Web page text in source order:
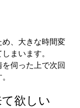
、大きな時間変
まいます。
伺った上で次回
欲しい